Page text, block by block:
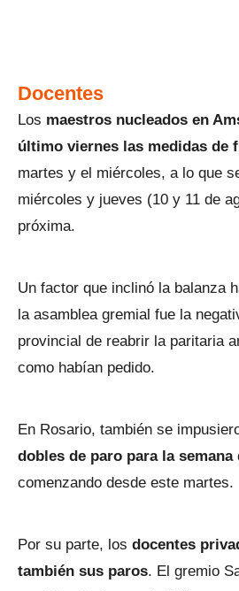
Docentes
Los maestros nucleados en
último viernes las medidas de
martes y el miércoles, a lo que
miércoles y jueves (10 y 11 de
próxima.
Un factor que inclinó la balanza
la asamblea gremial fue la
provincial de reabrir la paritaria
como habían pedido.
En Rosario, también se
dobles de paro para la semana
comenzando desde este martes.
Por su parte, los docentes
también sus paros. El gremio